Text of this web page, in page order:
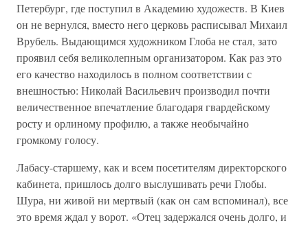
Петербург, где поступил в Академию художеств. В Киев
он не вернулся, вместо него церковь расписывал Михаил
Врубель. Выдающимся художником Глоба не стал, зато
проявил себя великолепным организатором. Как раз это
его качество находилось в полном соответствии с
внешностью: Николай Васильевич производил почти
величественное впечатление благодаря гвардейскому
росту и орлиному профилю, а также необычайно
громкому голосу.
Лабасу-старшему, как и всем посетителям директорского
кабинета, пришлось долго выслушивать речи Глобы.
Шура, ни живой ни мертвый (как он сам вспоминал), все
это время ждал у ворот. «Отец задержался очень долго, и